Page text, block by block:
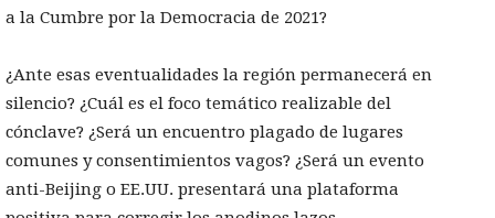
a la Cumbre por la Democracia de 2021?
¿Ante esas eventualidades la región permanecerá en
silencio? ¿Cuál es el foco temático realizable del
cónclave? ¿Será un encuentro plagado de lugares
comunes y consentimientos vagos? ¿Será un evento
anti-Beijing o EE.UU. presentará una plataforma